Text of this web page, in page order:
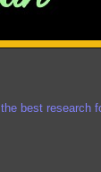
the best research